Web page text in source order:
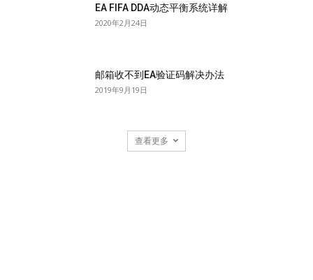
EA FIFA DDA动态平衡系统详解
2020年2月24日
邮箱收不到EA验证码解决办法
2019年9月19日
查看更多